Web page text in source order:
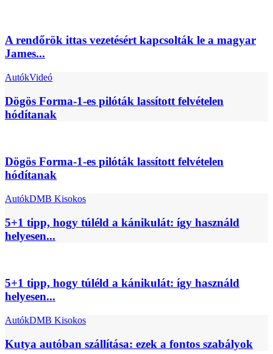
A rendőrök ittas vezetésért kapcsolták le a magyar
James...
AutókVideó
Dögös Forma-1-es pilóták lassított felvételen
hódítanak
Dögös Forma-1-es pilóták lassított felvételen
hódítanak
AutókDMB Kisokos
5+1 tipp, hogy túléld a kánikulát: így használd
helyesen...
5+1 tipp, hogy túléld a kánikulát: így használd
helyesen...
AutókDMB Kisokos
Kutya autóban szállítása: ezek a fontos szabályok